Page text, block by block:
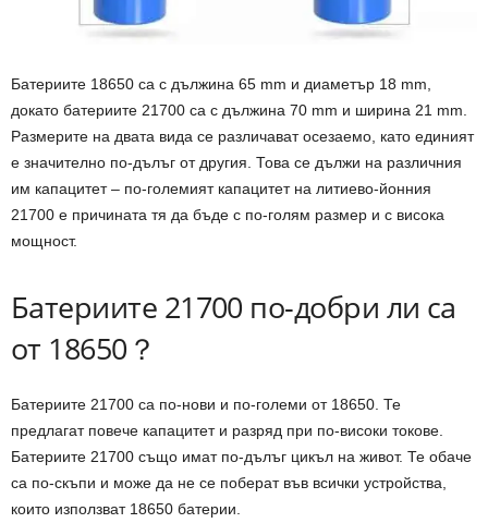
Батериите 18650 са с дължина 65 mm и диаметър 18 mm,
докато батериите 21700 са с дължина 70 mm и ширина 21 mm.
Размерите на двата вида се различават осезаемо, като единият
е значително по-дълъг от другия. Това се дължи на различния
им капацитет – по-големият капацитет на литиево-йонния
21700 е причината тя да бъде с по-голям размер и с висока
мощност.
Батериите 21700 по-добри ли са
от 18650？
Батериите 21700 са по-нови и по-големи от 18650. Те
предлагат повече капацитет и разряд при по-високи токове.
Батериите 21700 също имат по-дълъг цикъл на живот. Те обаче
са по-скъпи и може да не се поберат във всички устройства,
които използват 18650 батерии.